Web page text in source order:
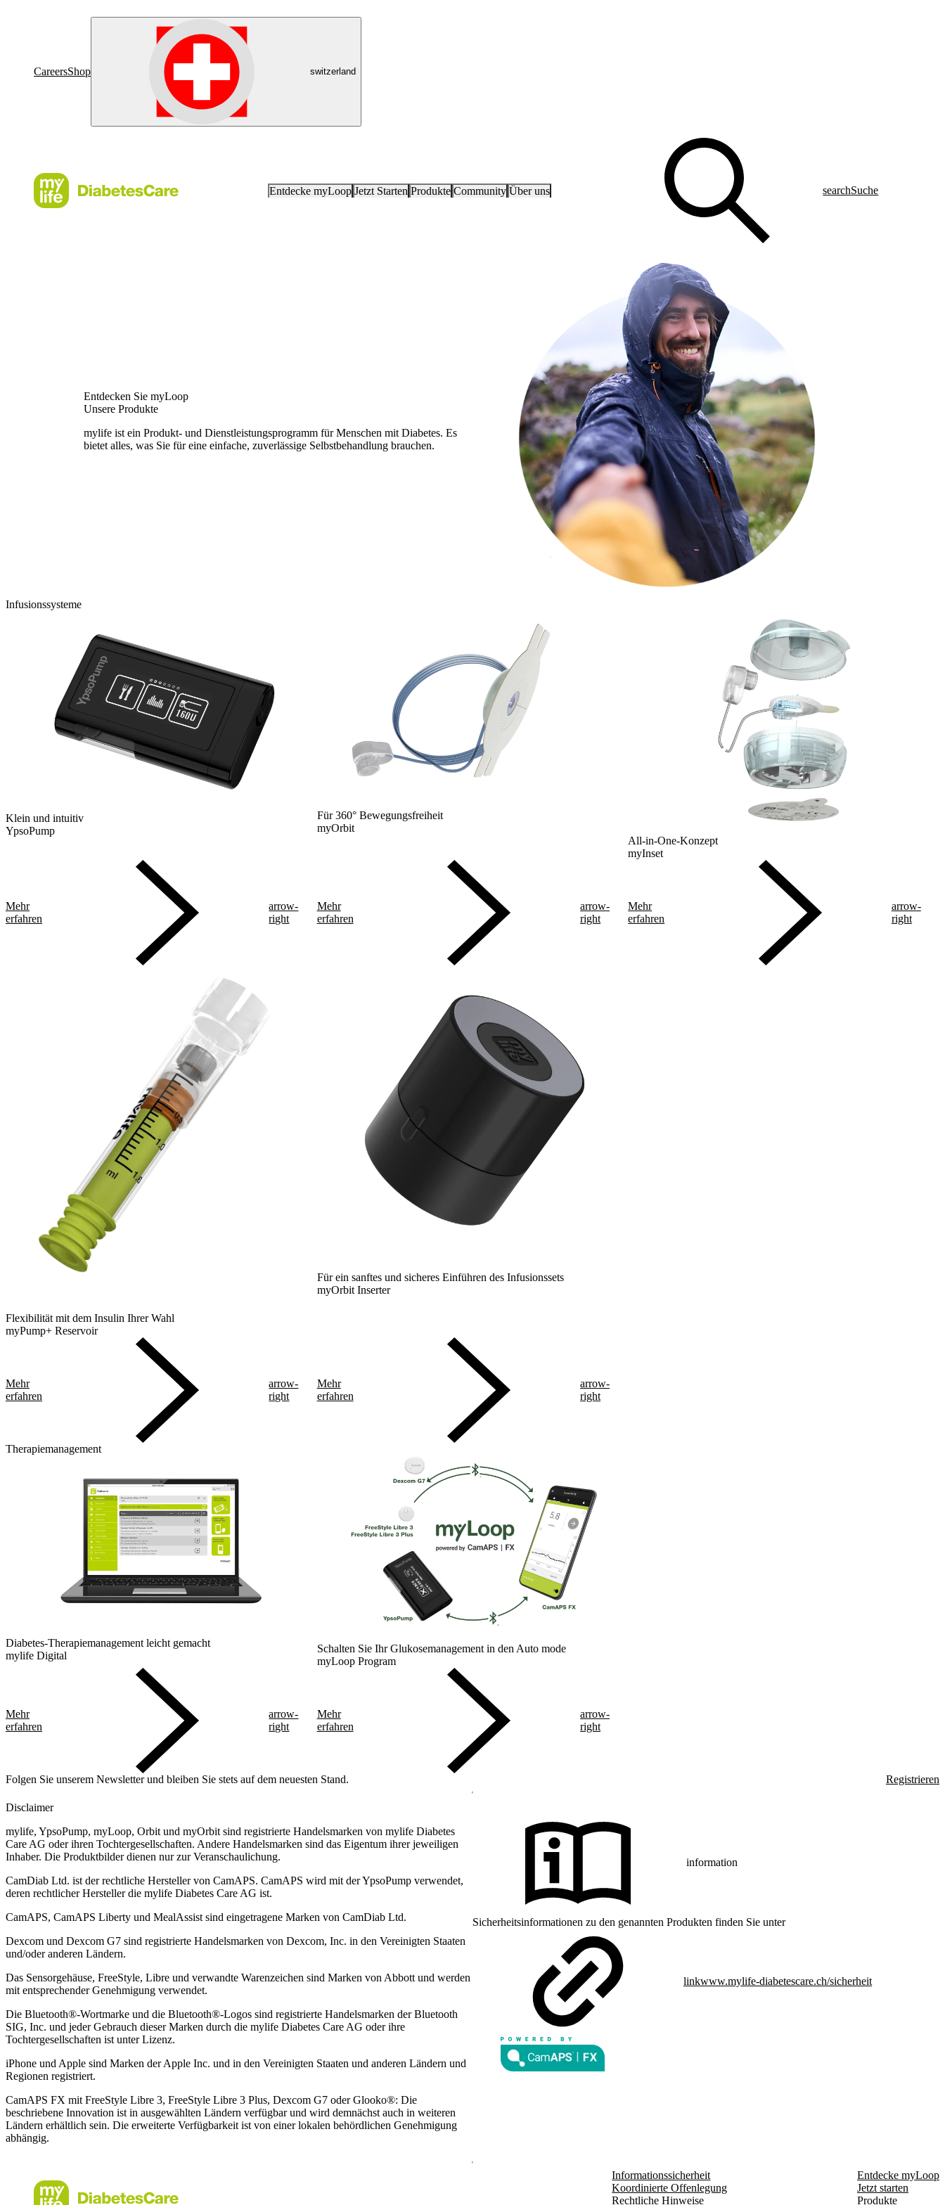
CareersShop switzerland
Entdecke myLoop Jetzt Starten Produkte Community Über uns searchSuche
Entdecken Sie myLoop
Unsere Produkte
mylife ist ein Produkt- und Dienstleistungsprogramm für Menschen mit Diabetes. Es
bietet alles, was Sie für eine einfache, zuverlässige Selbstbehandlung brauchen.
Infusionssysteme
Klein und intuitiv
YpsoPump
Mehr
erfahren
arrow-
right
Für 360° Bewegungsfreiheit
myOrbit
Mehr
erfahren
arrow-
right
All-in-One-Konzept
myInset
Mehr
erfahren
arrow-
right
Flexibilität mit dem Insulin Ihrer Wahl
myPump+ Reservoir
Mehr
erfahren
arrow-
right
Für ein sanftes und sicheres Einführen des Infusionssets
myOrbit Inserter
Mehr
erfahren
arrow-
right
Therapiemanagement
Diabetes-Therapiemanagement leicht gemacht
mylife Digital
Mehr
erfahren
arrow-
right
Schalten Sie Ihr Glukosemanagement in den Auto mode
myLoop Program
Mehr
erfahren
arrow-
right
Folgen Sie unserem Newsletter und bleiben Sie stets auf dem neuesten Stand. Registrieren
Disclaimer
mylife, YpsoPump, myLoop, Orbit und myOrbit sind registrierte Handelsmarken von mylife Diabetes
Care AG oder ihren Tochtergesellschaften. Andere Handelsmarken sind das Eigentum ihrer jeweiligen
Inhaber. Die Produktbilder dienen nur zur Veranschaulichung.
CamDiab Ltd. ist der rechtliche Hersteller von CamAPS. CamAPS wird mit der YpsoPump verwendet,
deren rechtlicher Hersteller die mylife Diabetes Care AG ist.
CamAPS, CamAPS Liberty und MealAssist sind eingetragene Marken von CamDiab Ltd.
Dexcom und Dexcom G7 sind registrierte Handelsmarken von Dexcom, Inc. in den Vereinigten Staaten
und/oder anderen Ländern.
Das Sensorgehäuse, FreeStyle, Libre und verwandte Warenzeichen sind Marken von Abbott und werden
mit entsprechender Genehmigung verwendet.
Die Bluetooth®-Wortmarke und die Bluetooth®-Logos sind registrierte Handelsmarken der Bluetooth
SIG, Inc. und jeder Gebrauch dieser Marken durch die mylife Diabetes Care AG oder ihre
Tochtergesellschaften ist unter Lizenz.
iPhone und Apple sind Marken der Apple Inc. und in den Vereinigten Staaten und anderen Ländern und
Regionen registriert.
CamAPS FX mit FreeStyle Libre 3, FreeStyle Libre 3 Plus, Dexcom G7 oder Glooko®: Die
beschriebene Innovation ist in ausgewählten Ländern verfügbar und wird demnächst auch in weiteren
Ländern erhältlich sein. Die erweiterte Verfügbarkeit ist von einer lokalen behördlichen Genehmigung
abhängig.
information
Sicherheitsinformationen zu den genannten Produkten finden Sie unter
linkwww.mylife-diabetescare.ch/sicherheit
Informationssicherheit
Koordinierte Offenlegung
Rechtliche Hinweise
Entdecke myLoop
Jetzt starten
Produkte